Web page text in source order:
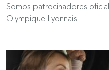
Somos patrocinadores
Olympique Lyonnais